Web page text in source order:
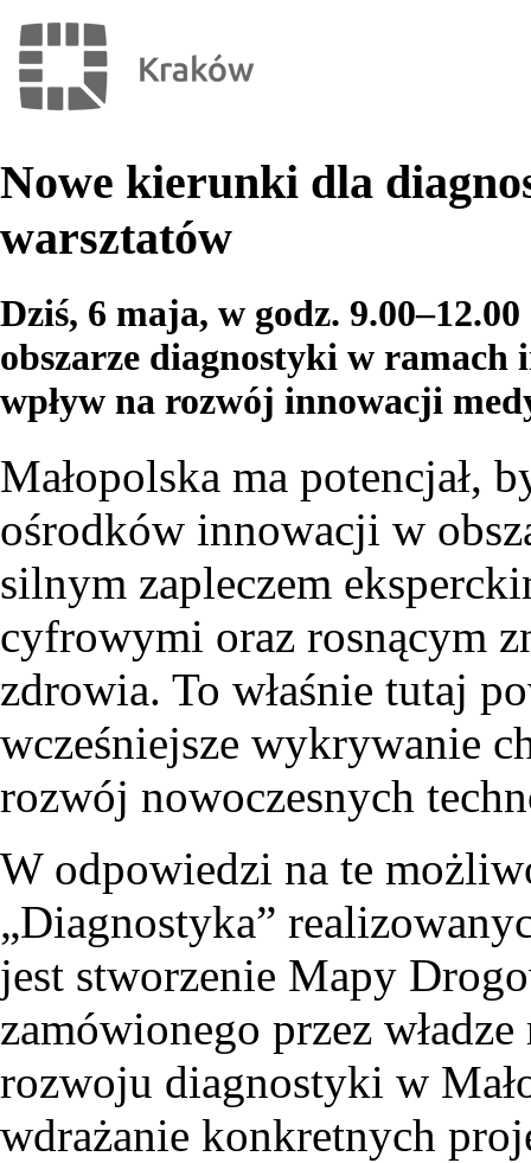
Nowe kierunki dla
warsztatów
Dziś, 6 maja, w godz.
obszarze diagnostyki w
wpływ na rozwój innowacji
Małopolska ma potencjał,
ośrodków innowacji w
silnym zapleczem
cyfrowymi oraz rosnącym
zdrowia. To właśnie tutaj
wcześniejsze wykrywanie
rozwój nowoczesnych
W odpowiedzi na te
„Diagnostyka”
jest stworzenie Mapy
zamówionego przez
rozwoju diagnostyki w
wdrażanie konkretnych